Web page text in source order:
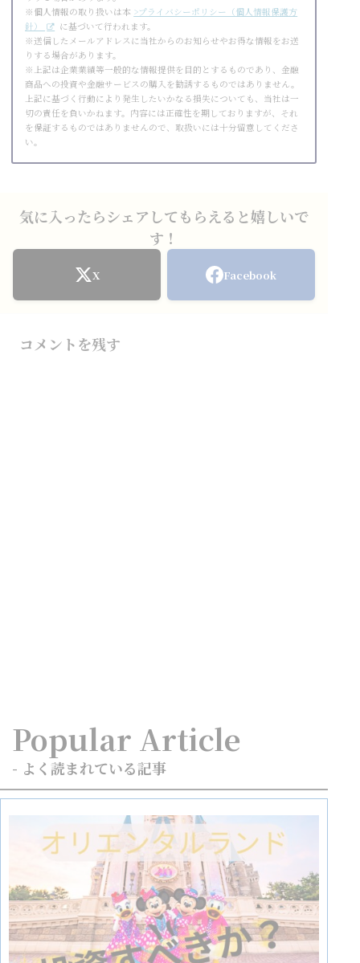
※個人情報の取り扱いは本 >プライバシーポリシー（個人情報保護方
針）
に基づいて行われます。
※送信したメールアドレスに当社からのお知らせやお得な情報をお送
りする場合があります。
※上記は企業業績等一般的な情報提供を目的とするものであり、金融
商品への投資や金融サービスの購入を勧誘するものではありません。
上記に基づく行動により発生したいかなる損失についても、当社は一
切の責任を負いかねます。内容には正確性を期しておりますが、それ
を保証するものではありませんので、取扱いには十分留意してくださ
い。
気に入ったらシェアしてもらえると嬉しいで
す！
X Facebook
コメントを残す
Popular Article
- よく読まれている記事